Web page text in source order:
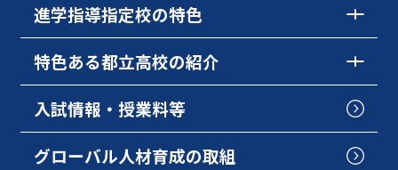
進学指導指定校の特色
特色ある都立高校の紹介
入試情報・授業料等
グローバル人材育成の取組